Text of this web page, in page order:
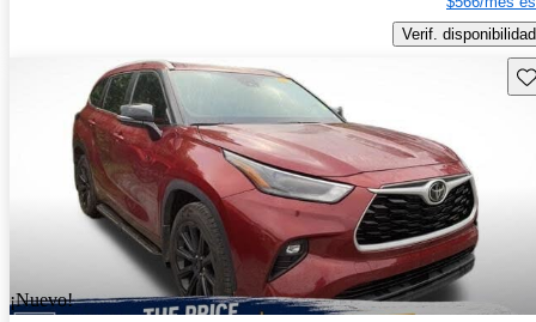
Verif. disponibilidad
¡Nuevo!